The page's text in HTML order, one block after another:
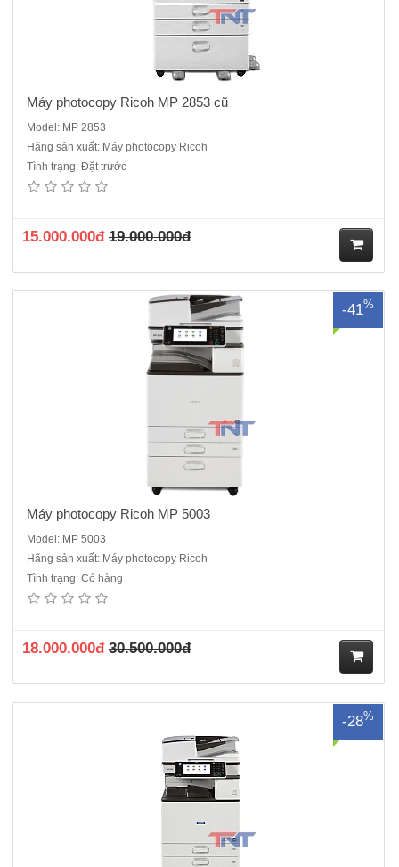
Máy photocopy Ricoh MP 2853 cũ
Model: MP 2853
Hãng sản xuất: Máy photocopy Ricoh
Tình trạng: Đặt trước
15.000.000đ 19.000.000đ
ua
-41%
Máy photocopy Ricoh MP 5003 mới 95% Chức năng chính :
Photocopy laser đen trắng - in mạng- Scan mạng - Kết nối cổng
Máy photocopy Ricoh MP 5003
Model: MP 5003
Hãng sản xuất: Máy photocopy Ricoh
Tình trạng: Có hàng
18.000.000đ 30.500.000đ
ua
-28%
Máy Photocopy Ricoh MP 5502 - Dòng máy cũ nhập khẩu sản xuất
năm 2014/2015 Chức năng chính : Photocopy laser đen trắng - in